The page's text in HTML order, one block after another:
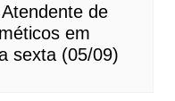
de
em
sexta (05/09)